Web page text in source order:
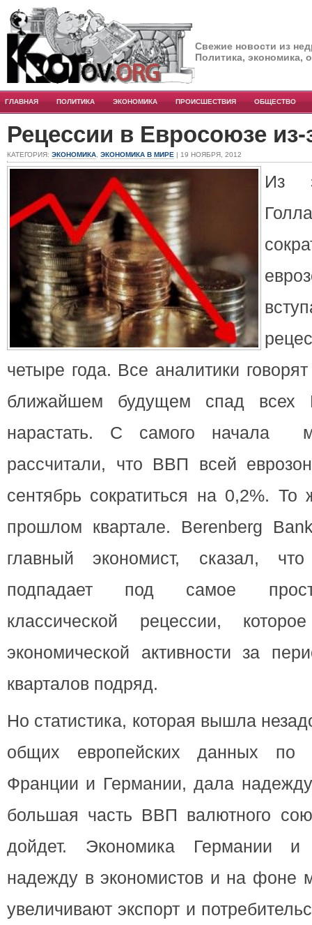
Свежие новости из
Политика, экономика,
ГЛАВНАЯ ПОЛИТИКА ЭКОНОМИКА ПРОИСШЕСТВИЯ ОБЩЕСТВО
Рецессии в Евросоюзе
КАТЕГОРИЯ: ЭКОНОМИКА ЭКОНОМИКА В МИРЕ | 19 НОЯБРЯ, 2012
Из
четыре года. Все аналитики
ближайшем будущем спад всех
нарастать. С самого начала
рассчитали, что ВВП всей
сентябрь сократиться на 0,2%.
прошлом квартале. Berenberg
главный экономист, сказал,
подпадает под самое
классической рецессии,
экономической активности за
кварталов подряд.
Но статистика, которая вышла
общих европейских данных
Франции и Германии, дала
большая часть ВВП валютного
дойдет. Экономика Германии и
надежду в экономистов и на фоне
увеличивают экспорт и